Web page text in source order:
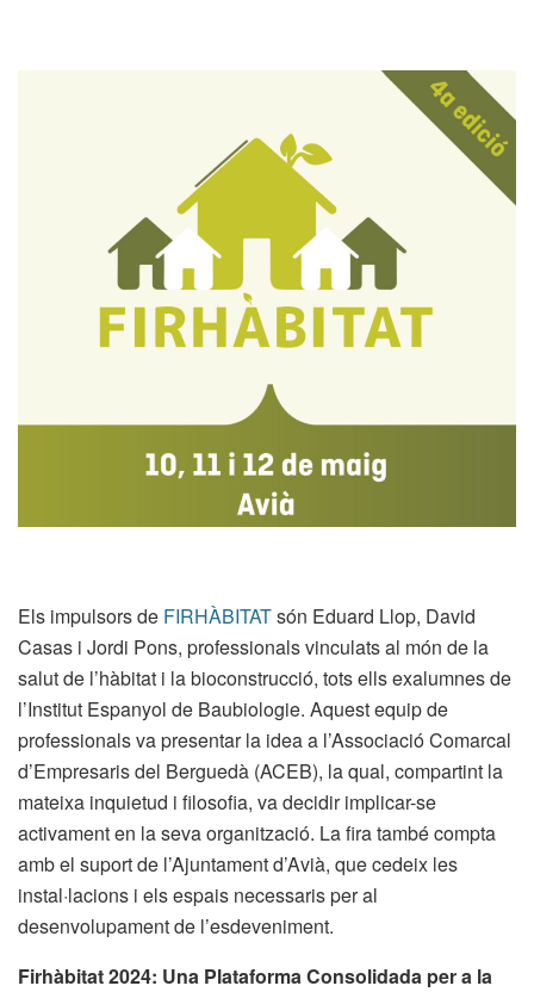
Els impulsors de FIRHÀBITATsón Eduard Llop, David
Casas i Jordi Pons, professionals vinculats al món de la
salut de l’hàbitat i la bioconstrucció, tots ells exalumnes de
l’Institut Espanyol de Baubiologie. Aquest equip de
professionals va presentar la idea a l’Associació Comarcal
d’Empresaris del Berguedà (ACEB), la qual, compartint la
mateixa inquietud i filosofia, va decidir implicar-se
activament en la seva organització. La fira també compta
amb el suport de l’Ajuntament d’Avià, que cedeix les
instal·lacions i els espais necessaris per al
desenvolupament de l’esdeveniment.
Firhàbitat 2024: Una Plataforma Consolidada per a la